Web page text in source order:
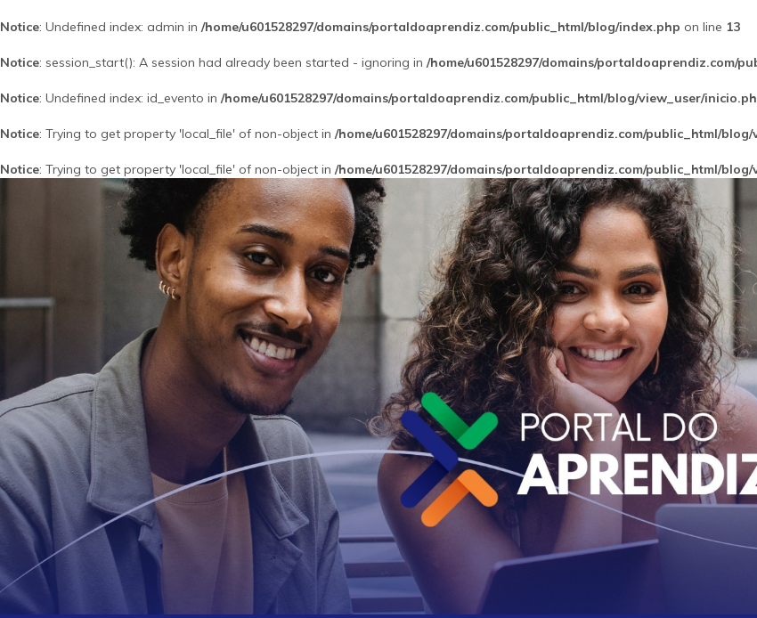
Notice: Undefined index: admin in /home/u601528297/domains/portaldoaprendiz.com/public_html/blog/index.php on line 13
Notice: session_start(): A session had already been started - ignoring in /home/u601528297/domains/portaldoaprendiz.com/
Notice: Undefined index: id_evento in /home/u601528297/domains/portaldoaprendiz.com/public_html/blog/view_user/
Notice: Trying to get property 'local_file' of non-object in /home/u601528297/domains/portaldoaprendiz.com/public_html/
Notice: Trying to get property 'local_file' of non-object in /home/u601528297/domains/portaldoaprendiz.com/public_html/